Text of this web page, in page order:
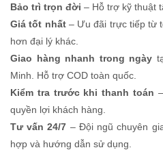
Bảo trì trọn đời – Hỗ trợ kỹ thuật
Giá tốt nhất– Ưu đãi trực tiếp từ
hơn đại lý khác.
Giao hàng nhanh trong ngày
Minh. Hỗ trợ COD toàn quốc.
Kiểm tra trước khi thanh toán
quyền lợi khách hàng.
Tư vấn 24/7 – Đội ngũ chuyên
hợp và hướng dẫn sử dụng.